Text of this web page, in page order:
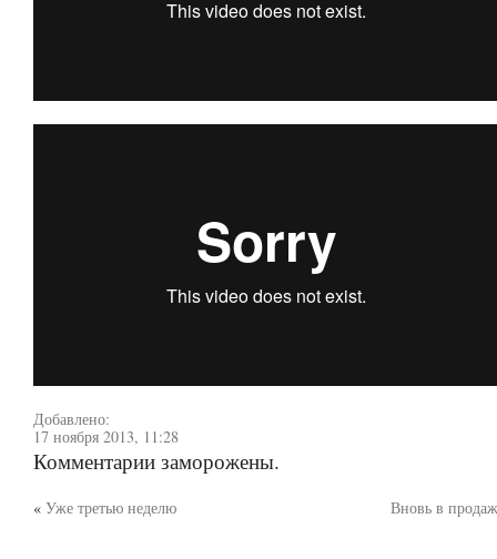
Добавлено:
17 ноября 2013, 11:28
Комментарии заморожены.
« Уже третью неделю Вновь в